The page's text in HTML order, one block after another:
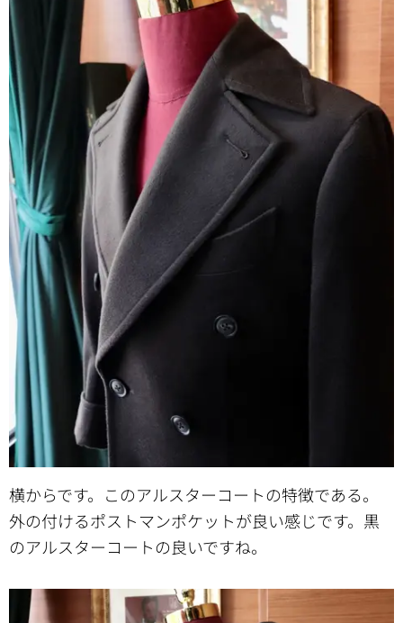
横からです。このアルスターコートの特徴である。
外の付けるポストマンポケットが良い感じです。黒
のアルスターコートの良いですね。